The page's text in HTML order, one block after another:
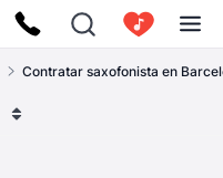
Contratar saxofonista en